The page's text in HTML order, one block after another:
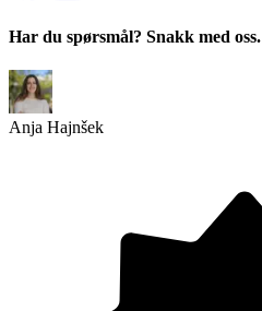
Har du spørsmål? Snakk med oss.
Anja Hajnšek